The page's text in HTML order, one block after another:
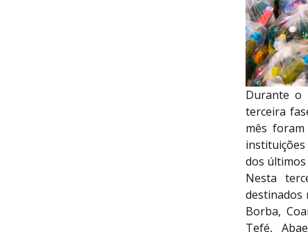
Durante o
terceira
mês
dos últimos
Nesta
destinados
Borba,
Tefé,